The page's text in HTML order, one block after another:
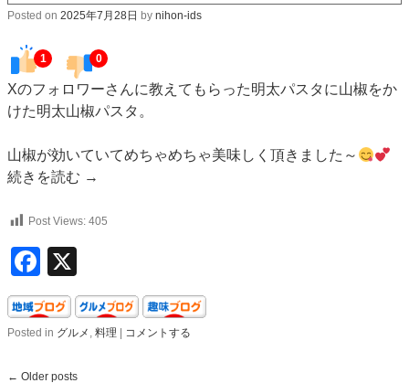
Posted on 2025年7月28日 by nihon-ids
1 0
Xのフォロワーさんに教えてもらった明太パスタに山椒をか
けた明太山椒パスタ。
山椒が効いていてめちゃめちゃ美味しく頂きました～
続きを読む →
Post Views: 405
Facebook
Posted in グルメ , 料理 コメントする
← Older posts